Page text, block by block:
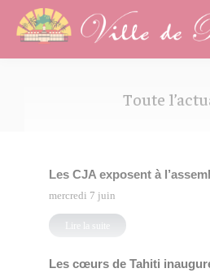
Toute
Les CJA exposent à
mercredi 7 juin
Lire la suite
Les cœurs de Tahiti
Cookies management panel